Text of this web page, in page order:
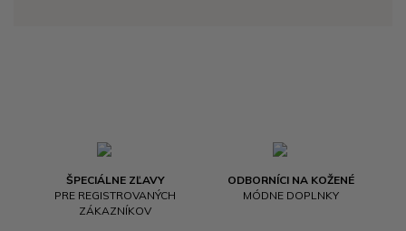
ŠPECIÁLNE ZĽAVY
PRE REGISTROVANÝCH
ZÁKAZNÍKOV
ODBORNÍCI NA KOŽENÉ
MÓDNE DOPLNKY